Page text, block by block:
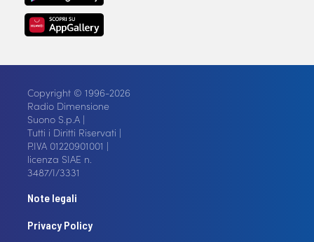
Copyright © 1996-2026
Radio Dimensione
Suono S.p.A |
Tutti i Diritti Riservati |
P.IVA 01220901001 |
licenza SIAE n.
3487/I/3331
Note legali
Privacy Policy